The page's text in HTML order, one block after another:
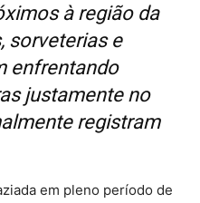
à região da
sorveterias e
enfrentando
justamente no
registram
em pleno período de